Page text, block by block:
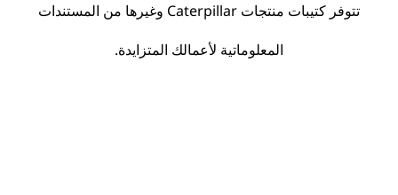
تتوفر كتيبات منتجات Caterpillar وغيرها من المستندات
المعلوماتية لأعمالك المتزايدة.